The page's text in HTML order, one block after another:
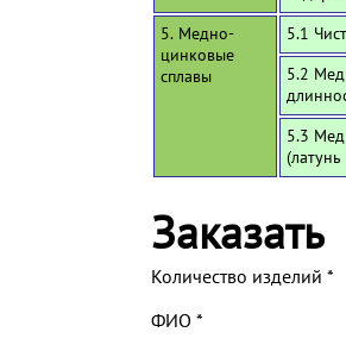
5. Медно-
цинковые
сплавы
5.1
5.2
5.3
Заказать
Количество изделий *
ФИО *